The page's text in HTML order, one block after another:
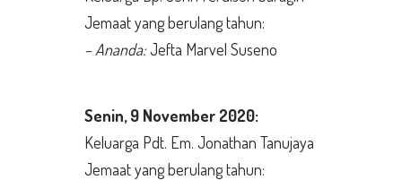
Jemaat yang berulang tahun:
– Ananda:Jefta Marvel Suseno
Senin, 9 November 2020:
Keluarga Pdt. Em. Jonathan Tanujaya
Jemaat yang berulang tahun: